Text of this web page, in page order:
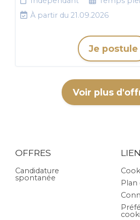
À partir du 21.09.2026
Je postule
Voir plus
OFFRES
Candidature
spontanée
Plan